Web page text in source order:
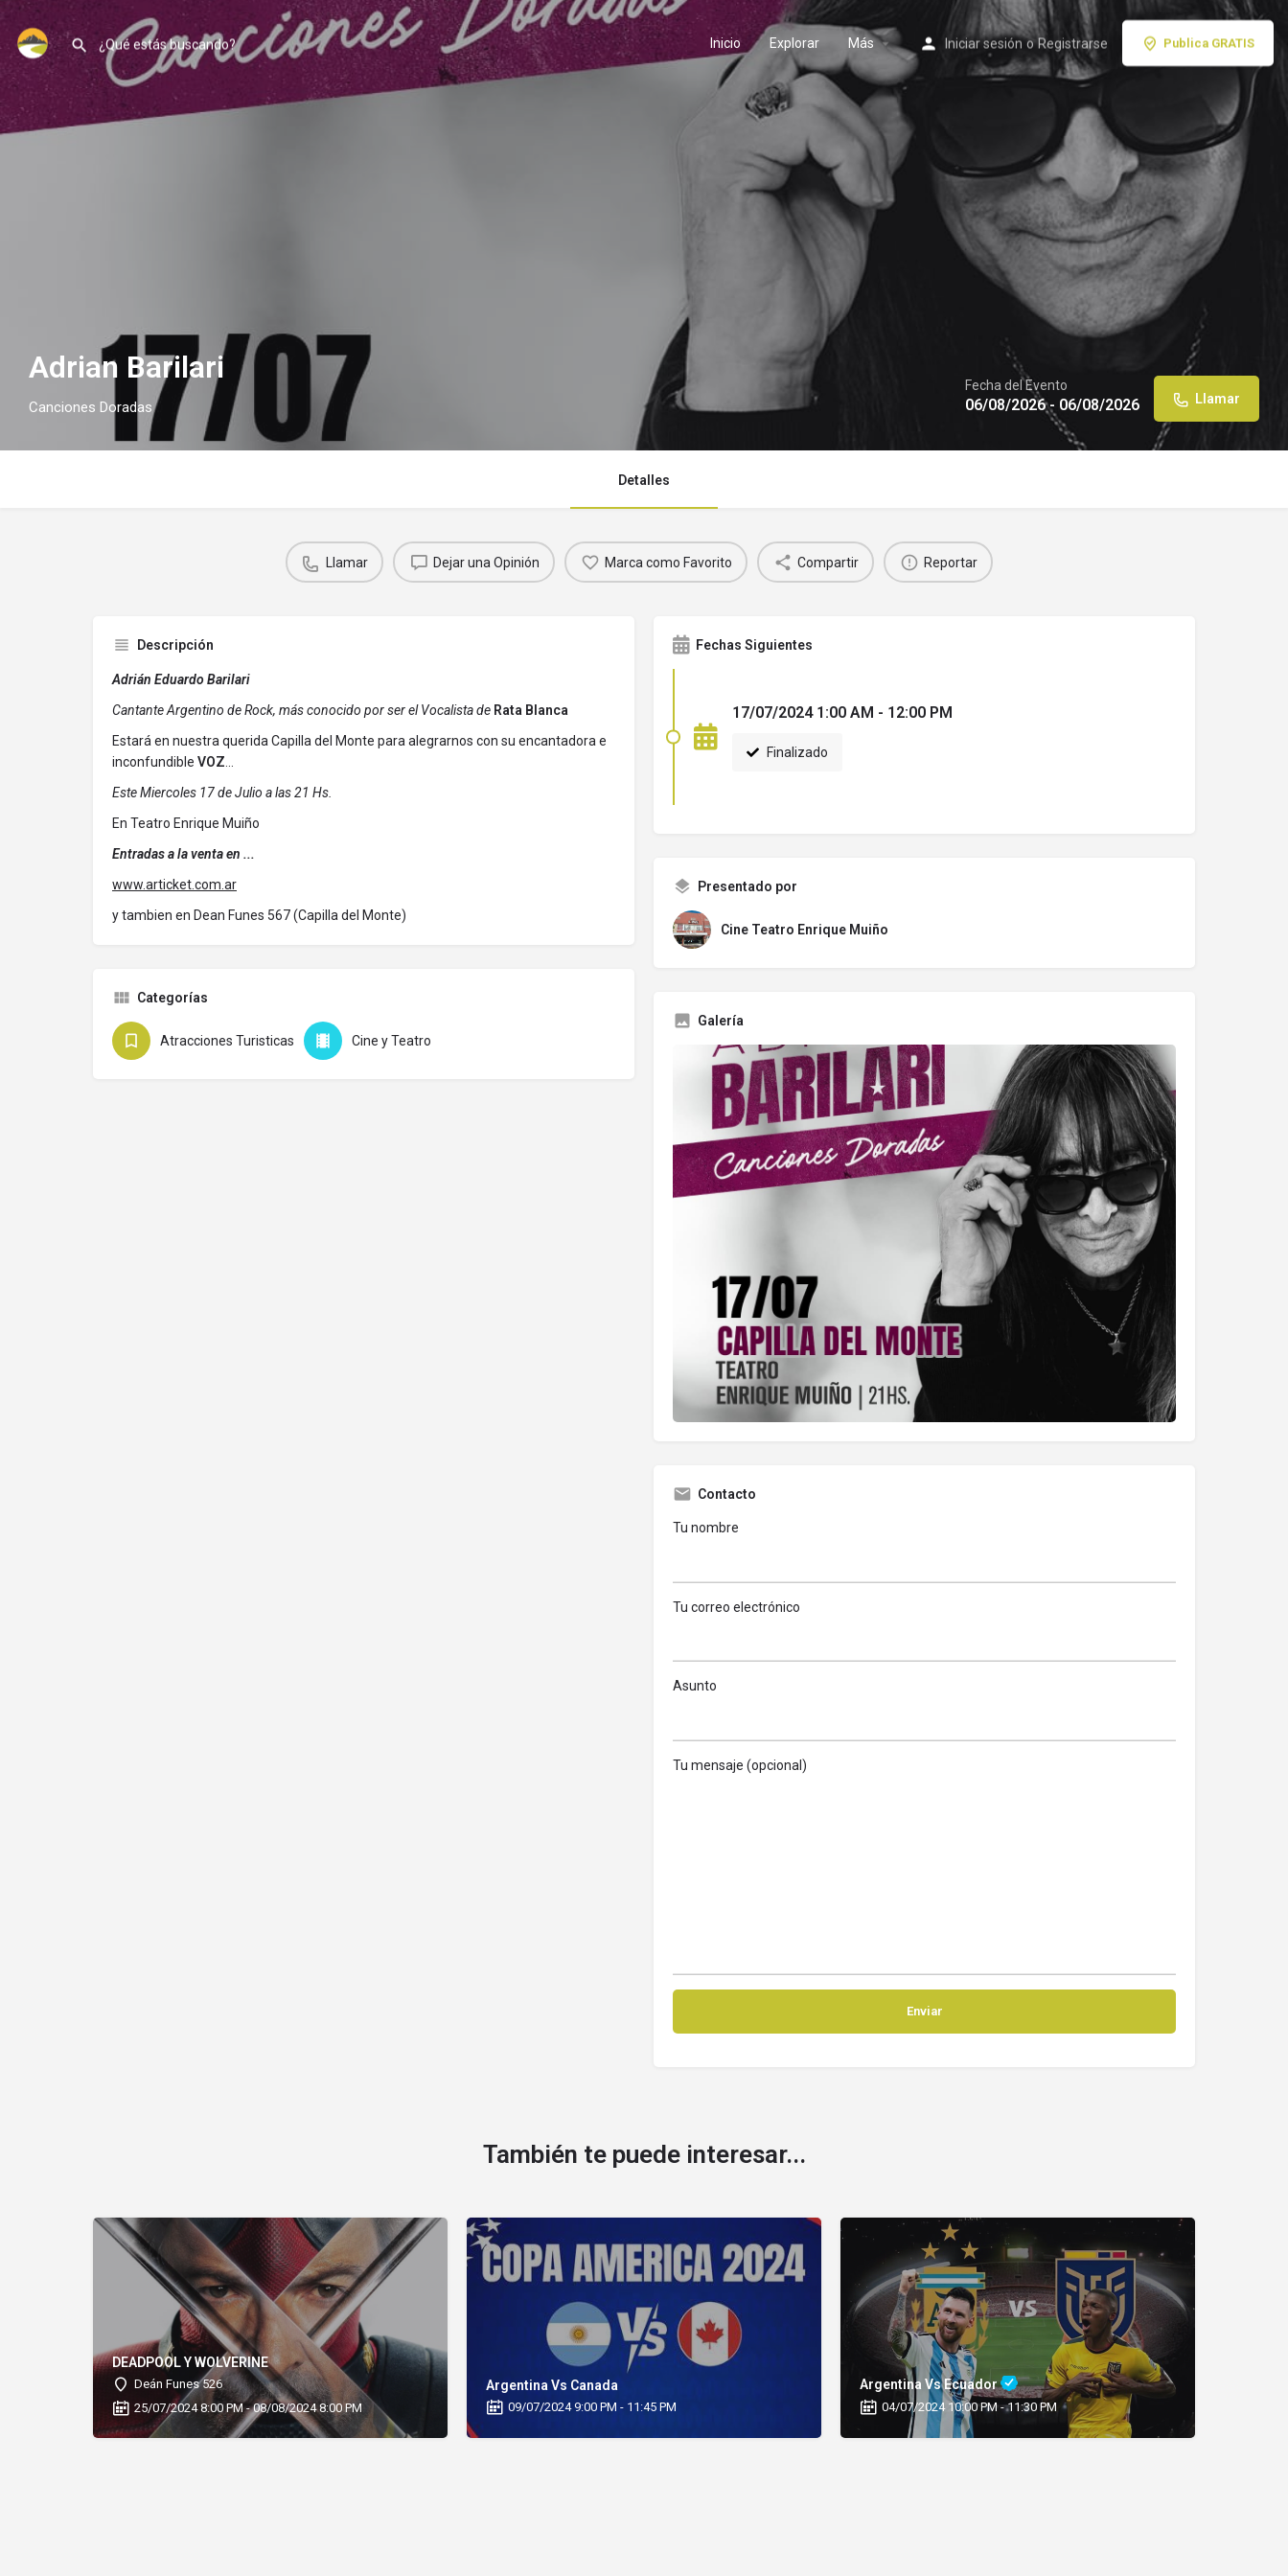
Inicio Explorar Más Iniciar sesión o Registrarse Publica GRATIS
Adrian Barilari
Canciones Doradas
Fecha del Evento
06/08/2026 - 06/08/2026 Llamar
Detalles
Llamar Dejar una Opinión Marca como Favorito Compartir Reportar
Descripción
Adrián Eduardo Barilari
Cantante Argentino de Rock, más conocido por ser el Vocalista de Rata Blanca
Estará en nuestra querida Capilla del Monte para alegrarnos con su encantadora e
inconfundible VOZ...
Este Miercoles 17 de Julio a las 21 Hs.
En Teatro Enrique Muiño
Entradas a la venta en ...
www.articket.com.ar
y tambien en Dean Funes 567 (Capilla del Monte)
Categorías
Atracciones Turisticas Cine y Teatro
Fechas Siguientes
17/07/2024 1:00 AM - 12:00 PM
Finalizado
Presentado por
Cine Teatro Enrique Muiño
Galería
Contacto
Tu nombre
Tu correo electrónico
Asunto
Tu mensaje (opcional)
También te puede interesar...
DEADPOOL Y WOLVERINE
Deán Funes 526
25/07/2024 8:00 PM - 08/08/2024 8:00 PM
Argentina Vs Canada
09/07/2024 9:00 PM - 11:45 PM
Argentina Vs Ecuador
04/07/2024 10:00 PM - 11:30 PM